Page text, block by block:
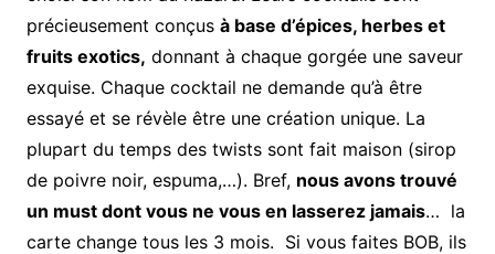
précieusement conçus à base d’épices, herbes et
fruits exotics, donnant à chaque gorgée une saveur
exquise. Chaque cocktail ne demande qu’à être
essayé et se révèle être une création unique. La
plupart du temps des twists sont fait maison (sirop
de poivre noir, espuma,…). Bref, nous avons trouvé
un must dont vous ne vous en lasserez jamais… la
carte change tous les 3 mois. Si vous faites BOB, ils